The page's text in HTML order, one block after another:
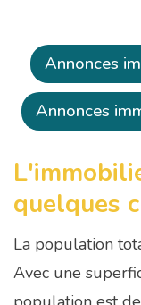
Annonces
Annonces
quelques
La population
Avec une